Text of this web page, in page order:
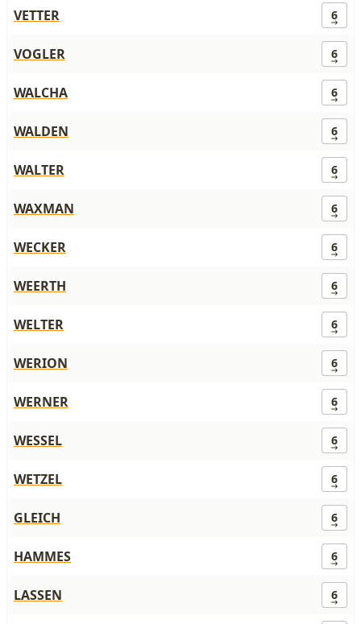
VETTER 6
VOGLER 6
WALCHA 6
WALDEN 6
WALTER 6
WAXMAN 6
WECKER 6
WEERTH 6
WELTER 6
WERION 6
WERNER 6
WESSEL 6
WETZEL 6
GLEICH 6
HAMMES 6
LASSEN 6